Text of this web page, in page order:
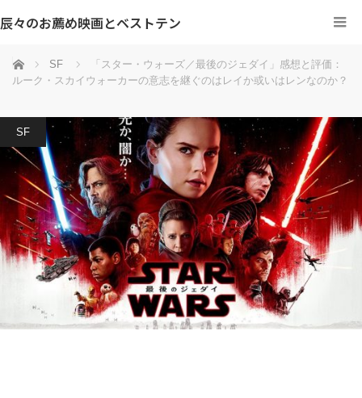
辰々のお薦め映画とベストテン
ホーム SF
「スター・ウォーズ／最後のジェダイ」感想と評価：
ルーク・スカイウォーカーの意志を継ぐのはレイか或いはレンなのか？
SF